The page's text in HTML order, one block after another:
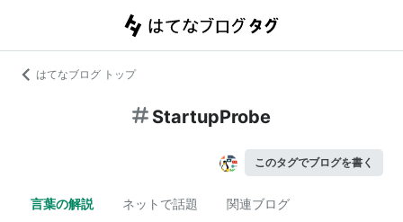
はてなブログ トップ
StartupProbe
このタグでブログを書く
言葉の解説 ネットで話題 関連ブログ